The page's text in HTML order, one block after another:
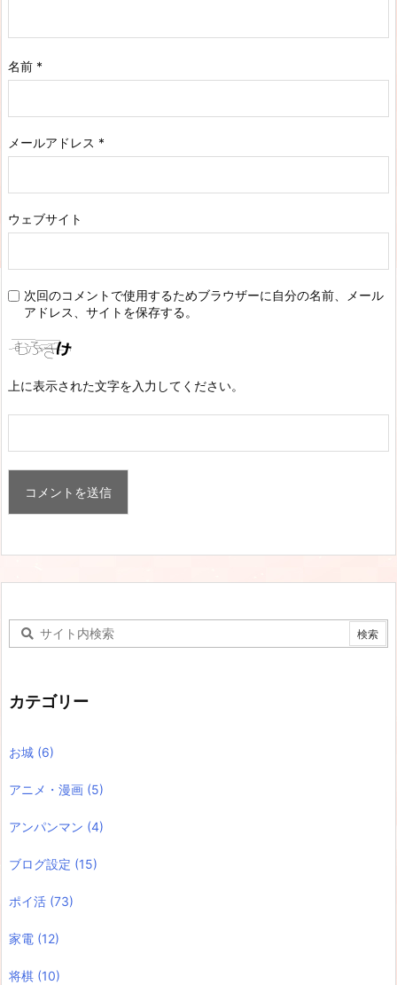
名前 *
メールアドレス *
ウェブサイト
次回のコメントで使用するためブラウザーに自分の名前、メール
アドレス、サイトを保存する。
上に表示された文字を入力してください。
カテゴリー
お城 (6)
アニメ・漫画 (5)
アンパンマン (4)
ブログ設定 (15)
ポイ活 (73)
家電 (12)
将棋 (10)